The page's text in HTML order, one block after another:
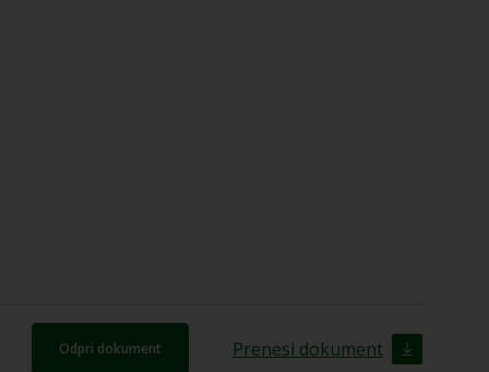
Odpri dokument Prenesi dokument